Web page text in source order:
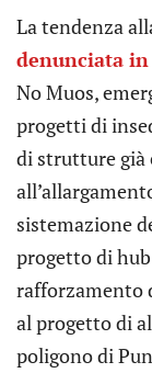
La tendenza
denunciata
No Muos,
progetti di
di strutture già
sistemazione
progetto di
rafforzamento
al progetto di
poligono di